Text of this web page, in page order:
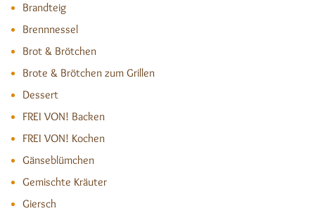
Brandteig
Brennnessel
Brot & Brötchen
Brote & Brötchen zum Grillen
Dessert
FREI VON! Backen
FREI VON! Kochen
Gänseblümchen
Gemischte Kräuter
Giersch